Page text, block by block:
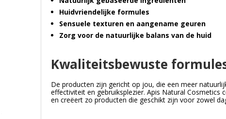
Huidvriendelijke formules
Sensuele texturen en aangename geuren
Zorg voor de natuurlijke balans van de huid
Kwaliteitsbewuste
De producten zijn gericht op jou, die een meer
effectiviteit en gebruiksplezier. Apis Natural
en creëert zo producten die geschikt zijn voor zowel